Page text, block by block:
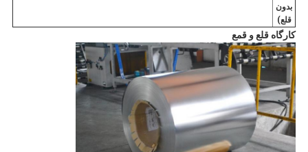
بدون
قلع)
کارگاه قلع و قمع